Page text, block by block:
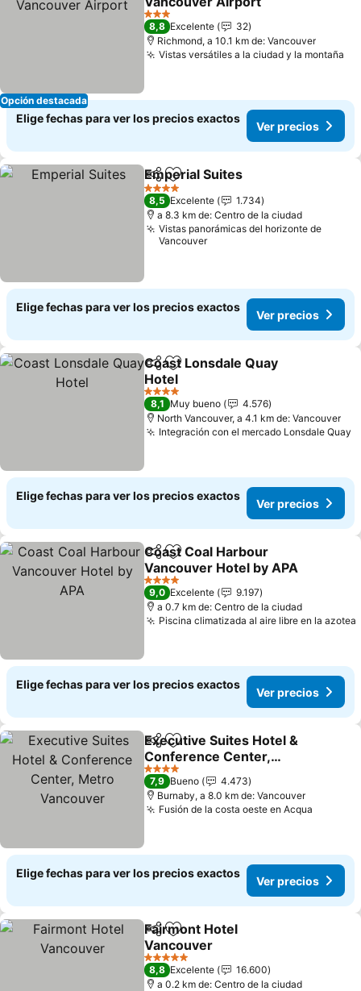
Opción destacada
Ver precios
3 Estrellas
8,8 Excelente
32
Richmond, a 10.1 km de: Vancouver
Vistas versátiles a la ciudad y la montaña
Elige fechas para ver los precios exactos
Ver precios
CompartirAgregar a favoritos
Emperial Suites
4 Estrellas
8,5 Excelente
1.734
a 8.3 km de: Centro de la ciudad
Vistas panorámicas del horizonte de
Vancouver
Elige fechas para ver los precios exactos
Ver precios
CompartirAgregar a favoritos
Coast Lonsdale Quay
Hotel
Ver precios
4 Estrellas
8,1 Muy bueno
4.576
North Vancouver, a 4.1 km de: Vancouver
Integración con el mercado Lonsdale Quay
Elige fechas para ver los precios exactos
Ver precios
CompartirAgregar a favoritos
Coast Coal Harbour
Vancouver Hotel by APA
Ver precios
4 Estrellas
9,0 Excelente
9.197
a 0.7 km de: Centro de la ciudad
Piscina climatizada al aire libre en la azotea
Elige fechas para ver los precios exactos
Ver precios
CompartirAgregar a favoritos
Executive Suites Hotel &
Conference Center,
Metro Vancouver
Ver precios
4 Estrellas
7,9 Bueno
4.473
Burnaby, a 8.0 km de: Vancouver
Fusión de la costa oeste en Acqua
Elige fechas para ver los precios exactos
Ver precios
CompartirAgregar a favoritos
Fairmont Hotel
Vancouver
Ver precios
5 Estrellas
8,8 Excelente
16.600
a 0.2 km de: Centro de la ciudad